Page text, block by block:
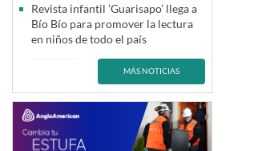
Revista infantil ’Guarisapo’ llega a
Bío Bío para promover la lectura
en niños de todo el país
MÁS NOTICIAS